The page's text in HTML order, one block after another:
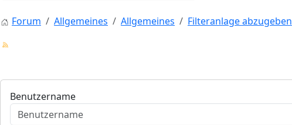
Forum
Allgemeines Allgemeines Filteranlage abzugeben
Benutzername